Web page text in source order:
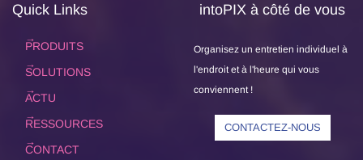
Quick Links
PRODUITS
SOLUTIONS
ACTU
RESSOURCES
CONTACT
intoPIX à côté de vous
Organisez un entretien individuel à
l'endroit et à l'heure qui vous
conviennent !
CONTACTEZ-NOUS